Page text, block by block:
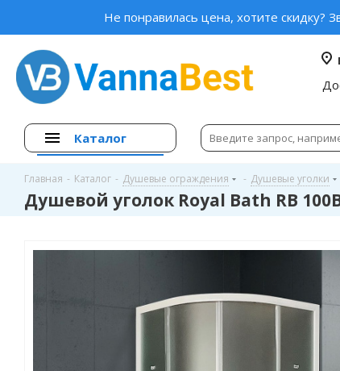
Не понравилась цена, хотите скидку?
Каталог
Главная - Каталог - Душевые ограждения - Душевые уголки
Душевой уголок Royal Bath RB